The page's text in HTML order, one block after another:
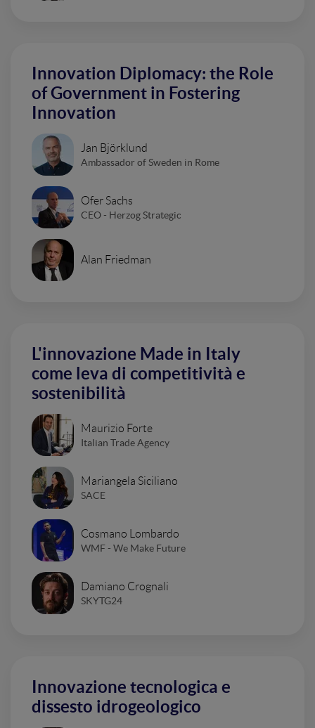
Innovation Diplomacy: the Role
of Government in Fostering
Innovation
Jan Björklund
Ambassador of Sweden in Rome
Ofer Sachs
CEO - Herzog Strategic
Alan Friedman
L'innovazione Made in Italy
come leva di competitività e
sostenibilità
Maurizio Forte
Italian Trade Agency
Mariangela Siciliano
SACE
Cosmano Lombardo
WMF - We Make Future
Damiano Crognali
SKYTG24
Innovazione tecnologica e
dissesto idrogeologico